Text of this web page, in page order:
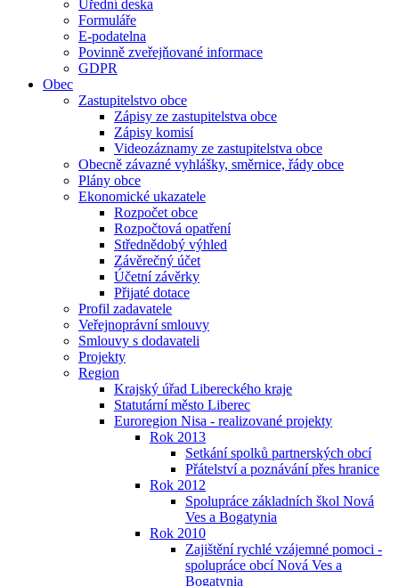
Úřední deska
Formuláře
E-podatelna
Povinně zveřejňované informace
GDPR
Obec
Zastupitelstvo obce
Zápisy ze zastupitelstva obce
Zápisy komisí
Videozáznamy ze zastupitelstva obce
Obecně závazné vyhlášky, směrnice, řády obce
Plány obce
Ekonomické ukazatele
Rozpočet obce
Rozpočtová opatření
Střednědobý výhled
Závěrečný účet
Účetní závěrky
Přijaté dotace
Profil zadavatele
Veřejnoprávní smlouvy
Smlouvy s dodavateli
Projekty
Region
Krajský úřad Libereckého kraje
Statutární město Liberec
Euroregion Nisa - realizované projekty
Rok 2013
Setkání spolků partnerských obcí
Přátelství a poznávání přes hranice
Rok 2012
Spolupráce základních škol Nová
Ves a Bogatynia
Rok 2010
Zajištění rychlé vzájemné pomoci -
spolupráce obcí Nová Ves a
Bogatynia